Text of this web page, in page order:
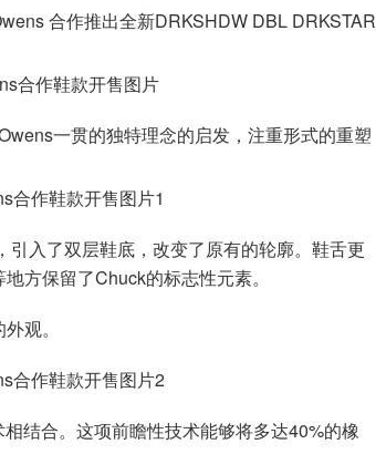
合作推出全新DRKSHDW DBL DRKSTAR
一贯的独特理念的启发，注重形式的重塑
入了双层鞋底，改变了原有的轮廓。鞋舌更
方保留了Chuck的标志性元素。
观。
结合。这项前瞻性技术能够将多达40%的橡